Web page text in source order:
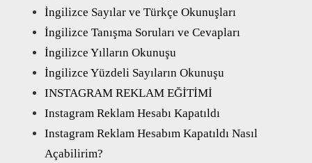
İngilizce Sayılar ve Türkçe Okunuşları
İngilizce Tanışma Soruları ve Cevapları
İngilizce Yılların Okunuşu
İngilizce Yüzdeli Sayıların Okunuşu
INSTAGRAM REKLAM EĞİTİMİ
Instagram Reklam Hesabı Kapatıldı
Instagram Reklam Hesabım Kapatıldı Nasıl
Açabilirim?